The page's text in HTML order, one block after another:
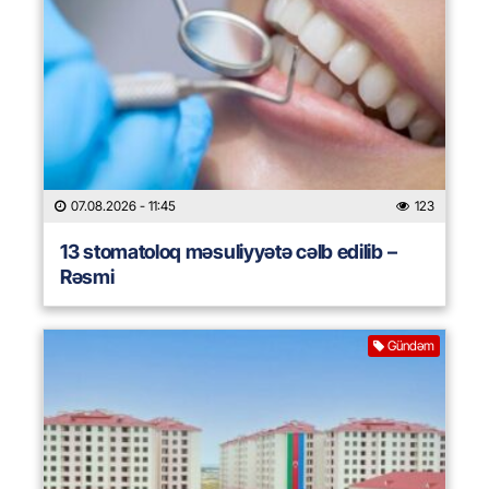
07.08.2026 - 11:45 123
13 stomatoloq məsuliyyətə cəlb edilib –
Rəsmi
Gündəm